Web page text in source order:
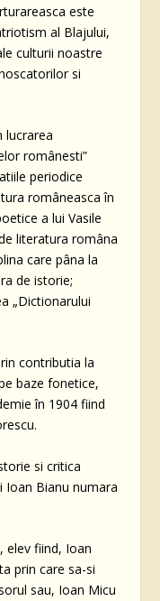
este
al Blajului,
culturii noastre
si
lucrarea
românesti”
periodice
româneasca în
a lui Vasile
literatura româna
care pâna la
de istorie;
„Dictionarului
contributia la
baze fonetice,
în 1904 fiind
si critica
Ioan Bianu numara
elev fiind, Ioan
prin care sa-si
sau, Ioan Micu